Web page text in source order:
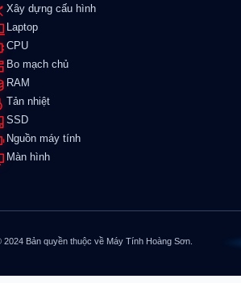
Xây dựng cấu hình
Laptop
CPU
Bo mạch chủ
RAM
Tản nhiệt
SSD
Nguồn máy tính
Màn hình
2024 Bản quyền thuộc về Máy Tính Hoàng Sơn.